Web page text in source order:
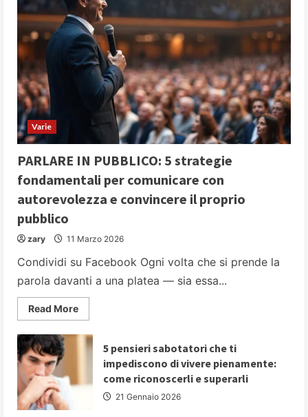
Varie
PARLARE IN PUBBLICO: 5 strategie
fondamentali per comunicare con
autorevolezza e convincere il proprio
pubblico
zary 11 Marzo 2026
Condividi su Facebook Ogni volta che si prende la
parola davanti a una platea — sia essa...
Read MoreRead
more
PARLARE
IN
PUBBLICO:
strategie
fondamentali
comunicare
5 pensieri sabotatori che ti
impediscono di vivere pienamente:
come riconoscerli e superarli
21 Gennaio 2026